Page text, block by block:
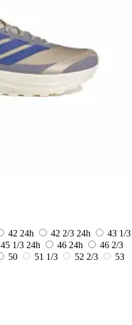
42 24h 42 2/3 24h
43 1/3
45 1/3 24h 46 24h
46 2/3
50 51 1/3 52 2/3
53